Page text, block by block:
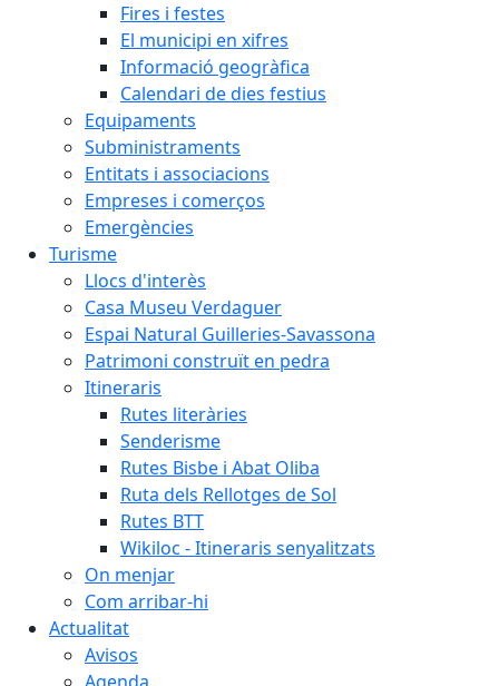
Fires i festes
El municipi en xifres
Informació geogràfica
Calendari de dies festius
Equipaments
Subministraments
Entitats i associacions
Empreses i comerços
Emergències
Turisme
Llocs d'interès
Casa Museu Verdaguer
Espai Natural Guilleries-Savassona
Patrimoni construït en pedra
Itineraris
Rutes literàries
Senderisme
Rutes Bisbe i Abat Oliba
Ruta dels Rellotges de Sol
Rutes BTT
Wikiloc - Itineraris senyalitzats
On menjar
Com arribar-hi
Actualitat
Avisos